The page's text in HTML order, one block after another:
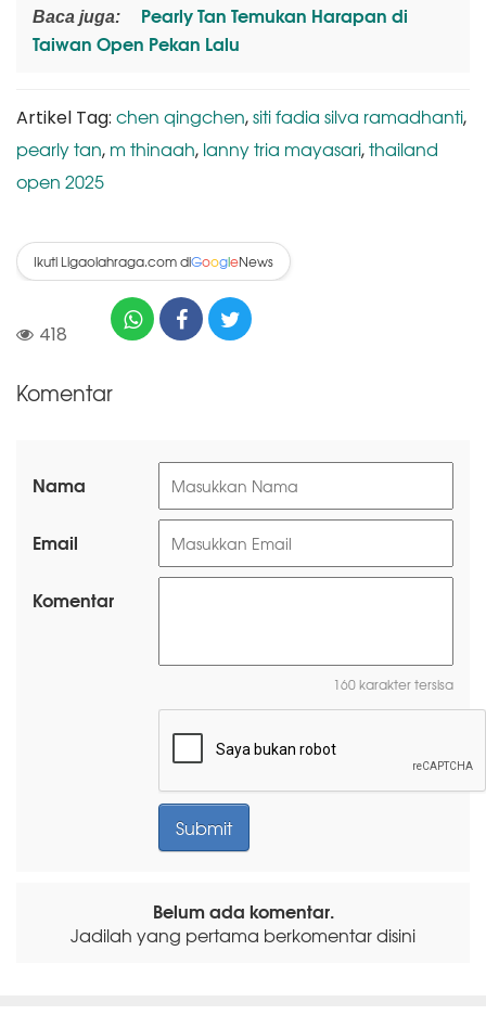
Baca juga:
Pearly Tan Temukan Harapan di
Taiwan Open Pekan Lalu
Artikel Tag: chen qingchen,siti fadia silva ramadhanti,
pearly tan, m thinaah, lanny tria mayasari,thailand
open 2025
Ikuti Ligaolahraga.com diGoogleNews
418
Komentar
Nama
Email
Komentar
160 karakter tersisa
Belum ada komentar.
Jadilah yang pertama berkomentar disini